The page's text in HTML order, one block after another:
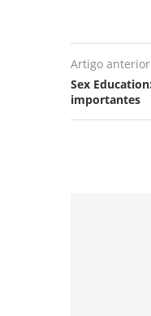
Artigo anterior
Sex
importantes